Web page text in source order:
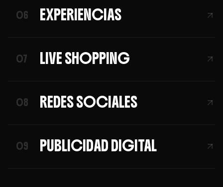
06 EXPERIENCIAS
07 LIVE SHOPPING
08 REDES SOCIALES
09 PUBLICIDAD DIGITAL